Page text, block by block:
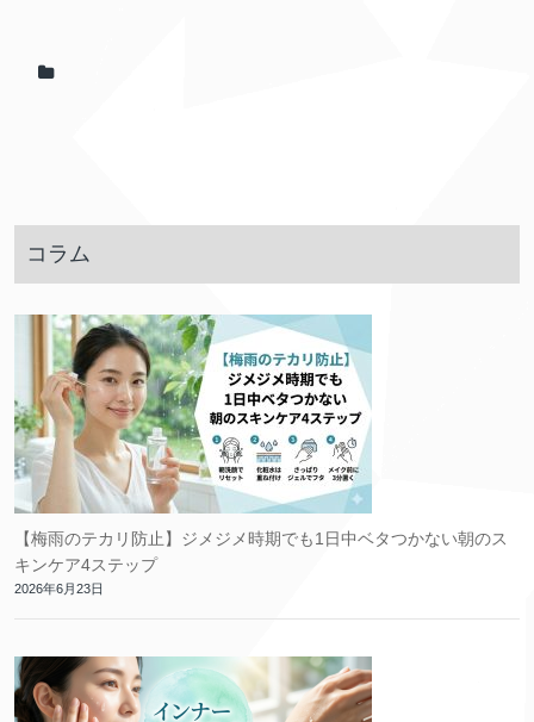
コラム
【梅雨のテカリ防止】ジメジメ時期でも1日中ベタつかない朝のス
キンケア4ステップ
2026年6月23日